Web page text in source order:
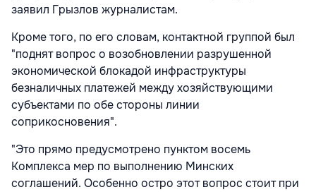
заявил Грызлов журналистам.
Кроме того, по его словам, контактной группой был
"поднят вопрос о возобновлении разрушенной
экономической блокадой инфраструктуры
безналичных платежей между хозяйствующими
субъектами по обе стороны линии
соприкосновения".
"Это прямо предусмотрено пунктом восемь
Комплекса мер по выполнению Минских
соглашений. Особенно остро этот вопрос стоит при